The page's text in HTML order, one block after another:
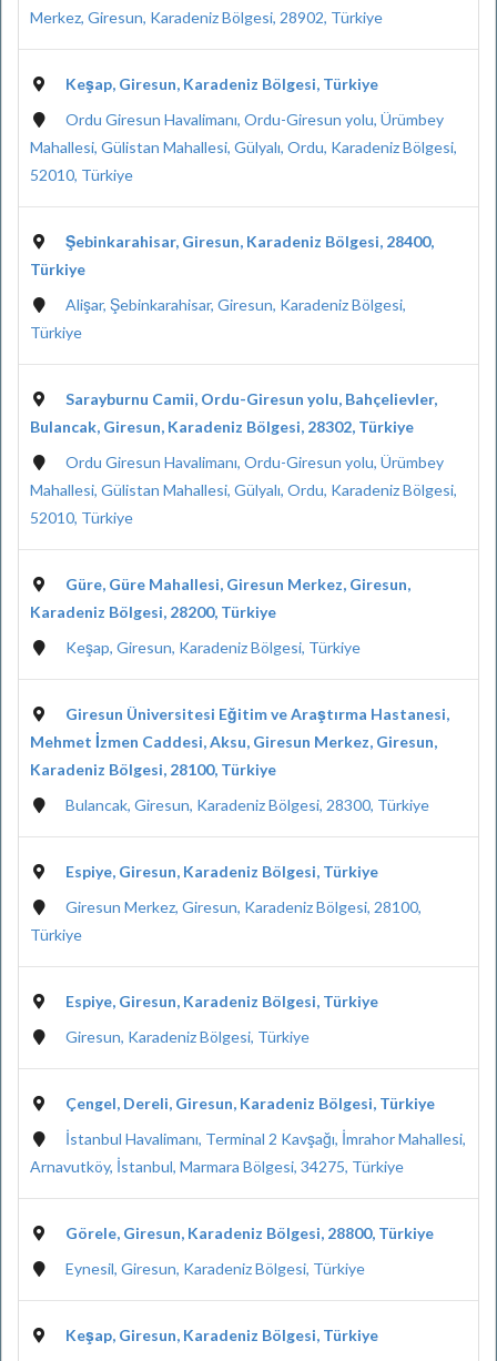
Merkez, Giresun, Karadeniz Bölgesi, 28902, Türkiye
Keşap, Giresun, Karadeniz Bölgesi, Türkiye
Ordu Giresun Havalimanı, Ordu-Giresun yolu, Ürümbey
Mahallesi, Gülistan Mahallesi, Gülyalı, Ordu, Karadeniz Bölgesi,
52010, Türkiye
Şebinkarahisar, Giresun, Karadeniz Bölgesi, 28400,
Türkiye
Alişar, Şebinkarahisar, Giresun, Karadeniz Bölgesi,
Türkiye
Sarayburnu Camii, Ordu-Giresun yolu, Bahçelievler,
Bulancak, Giresun, Karadeniz Bölgesi, 28302, Türkiye
Ordu Giresun Havalimanı, Ordu-Giresun yolu, Ürümbey
Mahallesi, Gülistan Mahallesi, Gülyalı, Ordu, Karadeniz Bölgesi,
52010, Türkiye
Güre, Güre Mahallesi, Giresun Merkez, Giresun,
Karadeniz Bölgesi, 28200, Türkiye
Keşap, Giresun, Karadeniz Bölgesi, Türkiye
Giresun Üniversitesi Eğitim ve Araştırma Hastanesi,
Mehmet İzmen Caddesi, Aksu, Giresun Merkez, Giresun,
Karadeniz Bölgesi, 28100, Türkiye
Bulancak, Giresun, Karadeniz Bölgesi, 28300, Türkiye
Espiye, Giresun, Karadeniz Bölgesi, Türkiye
Giresun Merkez, Giresun, Karadeniz Bölgesi, 28100,
Türkiye
Espiye, Giresun, Karadeniz Bölgesi, Türkiye
Giresun, Karadeniz Bölgesi, Türkiye
Çengel, Dereli, Giresun, Karadeniz Bölgesi, Türkiye
İstanbul Havalimanı, Terminal 2 Kavşağı, İmrahor Mahallesi,
Arnavutköy, İstanbul, Marmara Bölgesi, 34275, Türkiye
Görele, Giresun, Karadeniz Bölgesi, 28800, Türkiye
Eynesil, Giresun, Karadeniz Bölgesi, Türkiye
Keşap, Giresun, Karadeniz Bölgesi, Türkiye